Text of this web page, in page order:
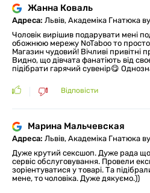
Жанна Коваль
Адреса: Львів, Академіка Гнатюка
Чоловік вирішив подарувати мені
обожнюю мережу NoTaboo то
Магазин чудовий! Вічливі привітні
Видно, що дівчата фанатіють від
підібрати гарячий сувенір😋
Відповісти
Марина Мальчевская
Адреса: Львів, Академіка Гнатюка
Дуже крутий сексшоп. Дуже рада що
сервіс обслуговування. Провели
зоріентуватися у товарі. Та
мене, то чоловіка. Дуже дякуємо.))